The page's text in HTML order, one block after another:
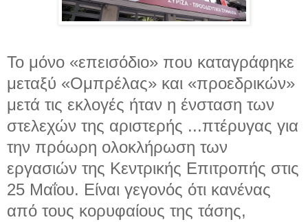
Το μόνο «επεισόδιο» που καταγράφηκε
μεταξύ «Ομπρέλας» και «προεδρικών»
μετά τις εκλογές ήταν η ένσταση των
στελεχών της αριστερής ...πτέρυγας για
την πρόωρη ολοκλήρωση των
εργασιών της Κεντρικής Επιτροπής στις
25 Μαΐου. Είναι γεγονός ότι κανένας
από τους κορυφαίους της τάσης,